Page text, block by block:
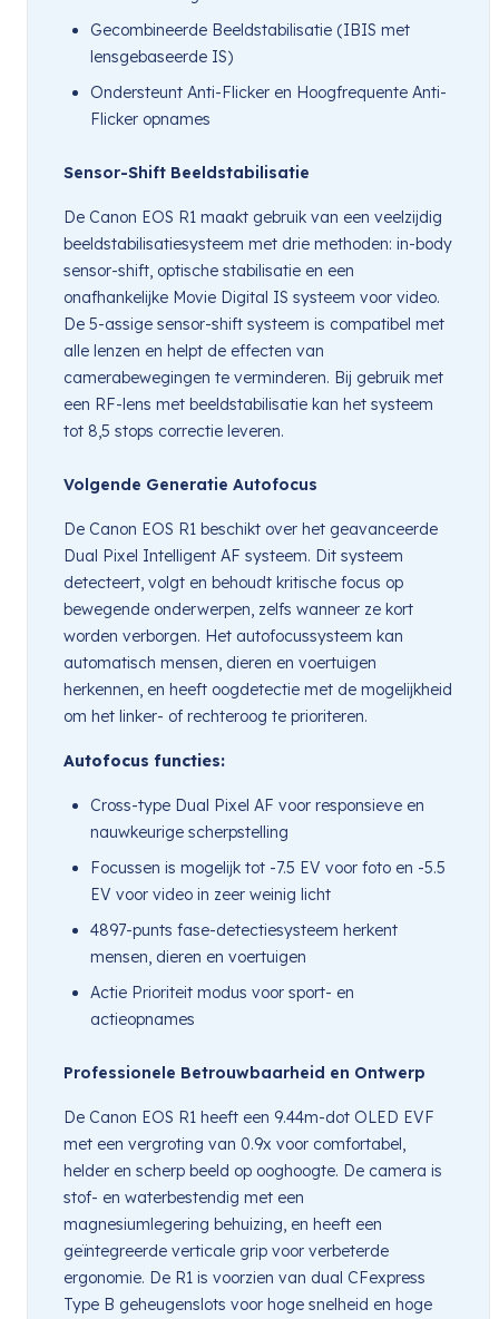
Gecombineerde Beeldstabilisatie (IBIS met
lensgebaseerde IS)
Ondersteunt Anti-Flicker en Hoogfrequente Anti-
Flicker opnames
Sensor-Shift Beeldstabilisatie
De Canon EOS R1 maakt gebruik van een veelzijdig
beeldstabilisatiesysteem met drie methoden: in-body
sensor-shift, optische stabilisatie en een
onafhankelijke Movie Digital IS systeem voor video.
De 5-assige sensor-shift systeem is compatibel met
alle lenzen en helpt de effecten van
camerabewegingen te verminderen. Bij gebruik met
een RF-lens met beeldstabilisatie kan het systeem
tot 8,5 stops correctie leveren.
Volgende Generatie Autofocus
De Canon EOS R1 beschikt over het geavanceerde
Dual Pixel Intelligent AF systeem. Dit systeem
detecteert, volgt en behoudt kritische focus op
bewegende onderwerpen, zelfs wanneer ze kort
worden verborgen. Het autofocussysteem kan
automatisch mensen, dieren en voertuigen
herkennen, en heeft oogdetectie met de mogelijkheid
om het linker- of rechteroog te prioriteren.
Autofocus functies:
Cross-type Dual Pixel AF voor responsieve en
nauwkeurige scherpstelling
Focussen is mogelijk tot -7.5 EV voor foto en -5.5
EV voor video in zeer weinig licht
4897-punts fase-detectiesysteem herkent
mensen, dieren en voertuigen
Actie Prioriteit modus voor sport- en
actieopnames
Professionele Betrouwbaarheid en Ontwerp
De Canon EOS R1 heeft een 9.44m-dot OLED EVF
met een vergroting van 0.9x voor comfortabel,
helder en scherp beeld op ooghoogte. De camera is
stof- en waterbestendig met een
magnesiumlegering behuizing, en heeft een
geïntegreerde verticale grip voor verbeterde
ergonomie. De R1 is voorzien van dual CFexpress
Type B geheugenslots voor hoge snelheid en hoge